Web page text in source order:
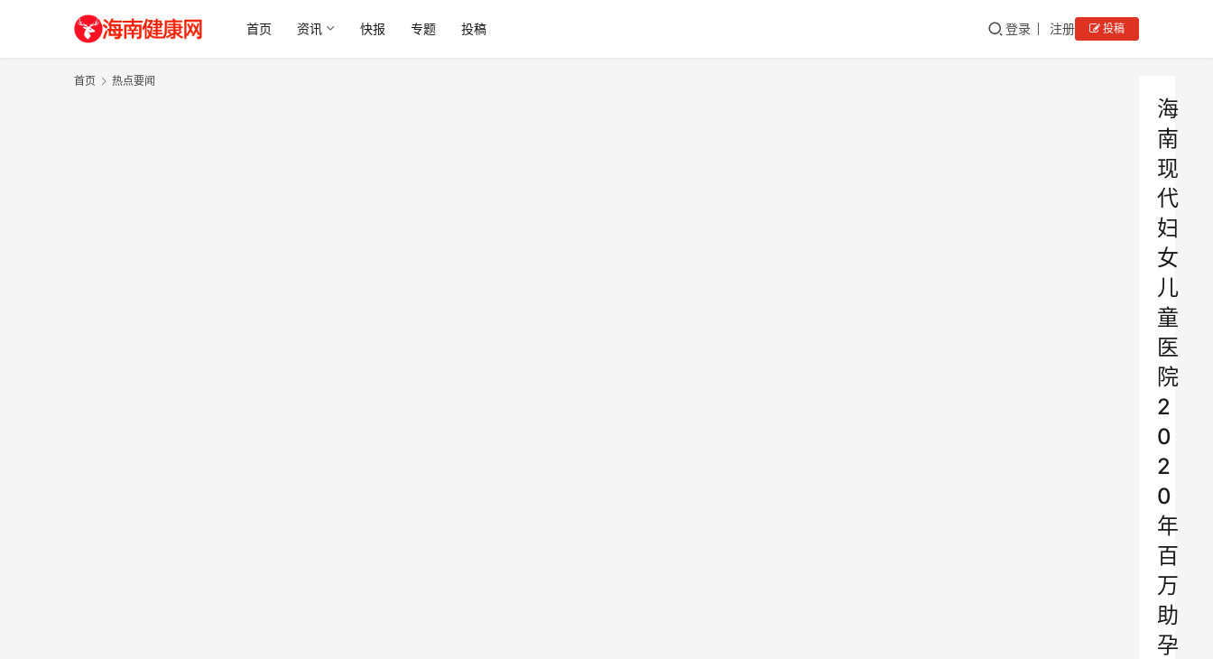
首页 资讯 快报 专题 投稿 登录 注册 投稿
首页 热点要闻
海
南
现
代
妇
女
儿
童
医
院
2
0
2
0
年
百
万
助
孕